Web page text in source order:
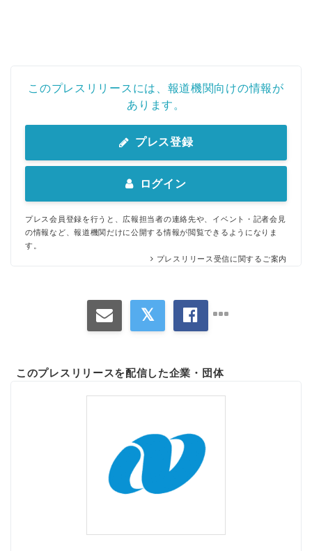
このプレスリリースには、報道機関向けの情報が
あります。
プレス登録
ログイン
プレス会員登録を行うと、広報担当者の連絡先や、イベント・記者会見
の情報など、報道機関だけに公開する情報が閲覧できるようになりま
す。
プレスリリース受信に関するご案内
このプレスリリースを配信した企業・団体